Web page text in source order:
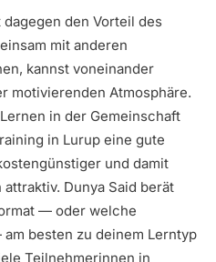
den Vorteil des
mit anderen
kannst voneinander
motivierenden Atmosphäre.
in der Gemeinschaft
in Lurup eine gute
und damit
Dunya Said berät
— oder welche
besten zu deinem Lerntyp
Teilnehmerinnen in